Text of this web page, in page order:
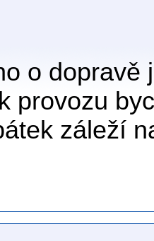
o dopravě
provozu
záleží